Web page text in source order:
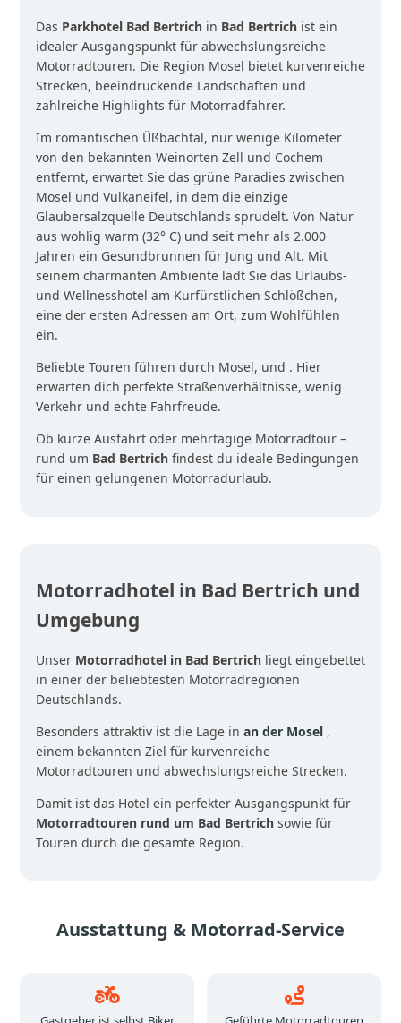
Das Parkhotel Bad Bertrich in Bad Bertrich ist ein
idealer Ausgangspunkt für abwechslungsreiche
Motorradtouren. Die Region Mosel bietet kurvenreiche
Strecken, beeindruckende Landschaften und
zahlreiche Highlights für Motorradfahrer.
Im romantischen Üßbachtal, nur wenige Kilometer
von den bekannten Weinorten Zell und Cochem
entfernt, erwartet Sie das grüne Paradies zwischen
Mosel und Vulkaneifel, in dem die einzige
Glaubersalzquelle Deutschlands sprudelt. Von Natur
aus wohlig warm (32° C) und seit mehr als 2.000
Jahren ein Gesundbrunnen für Jung und Alt. Mit
seinem charmanten Ambiente lädt Sie das Urlaubs-
und Wellnesshotel am Kurfürstlichen Schlößchen,
eine der ersten Adressen am Ort, zum Wohlfühlen
ein.
Beliebte Touren führen durch Mosel, und . Hier
erwarten dich perfekte Straßenverhältnisse, wenig
Verkehr und echte Fahrfreude.
Ob kurze Ausfahrt oder mehrtägige Motorradtour –
rund um Bad Bertrich findest du ideale Bedingungen
für einen gelungenen Motorradurlaub.
Motorradhotel in Bad Bertrich und
Umgebung
Unser Motorradhotel in Bad Bertrich liegt eingebettet
in einer der beliebtesten Motorradregionen
Deutschlands.
Besonders attraktiv ist die Lage in an der Mosel ,
einem bekannten Ziel für kurvenreiche
Motorradtouren und abwechslungsreiche Strecken.
Damit ist das Hotel ein perfekter Ausgangspunkt für
Motorradtouren rund um Bad Bertrich sowie für
Touren durch die gesamte Region.
Ausstattung & Motorrad-Service